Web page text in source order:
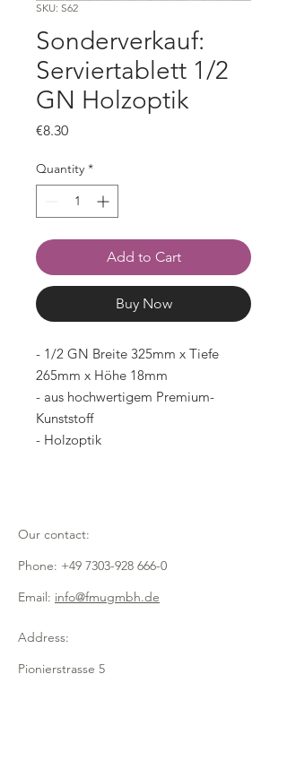
SKU: S62
Sonderverkauf:
Serviertablett 1/2
GN Holzoptik
€8.30Price
Quantity *
Add to Cart
Buy Now
- 1/2 GN Breite 325mm x Tiefe
265mm x Höhe 18mm
- aus hochwertigem Premium-
Kunststoff
- Holzoptik
Our contact:
Phone: +49 7303-928 666-0
Email: info@fmugmbh.de
Address:
Pionierstrasse 5